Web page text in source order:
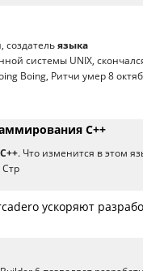
создатель языка
системы UNIX,
Boing, Ритчи умер 8
C++
C++. Что изменится в этом
Стр
ускоряют